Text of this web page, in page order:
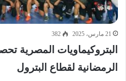
21 مارس، 2025 382
البتروكيماويات المصرية
الرمضانية لقطاع البترول